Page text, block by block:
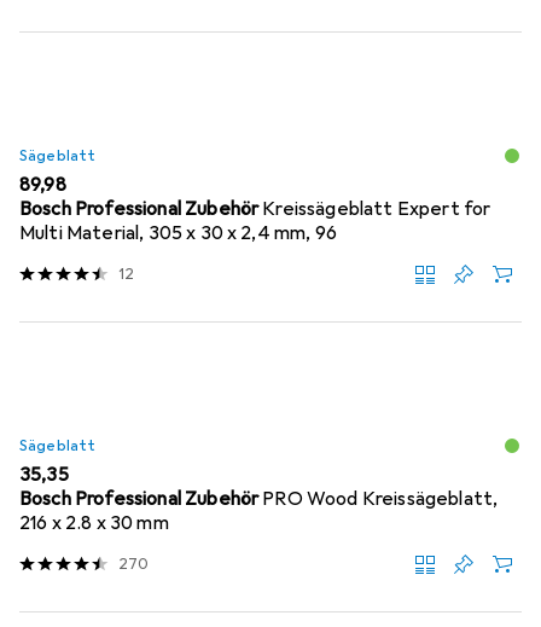
Sägeblatt
EUR
89,98
Bosch Professional ZubehörKreissägeblatt Expert for
Multi Material, 305 x 30 x 2,4 mm, 96
12
Sägeblatt
EUR
35,35
Bosch Professional ZubehörPRO Wood Kreissägeblatt,
216 x 2.8 x 30 mm
270